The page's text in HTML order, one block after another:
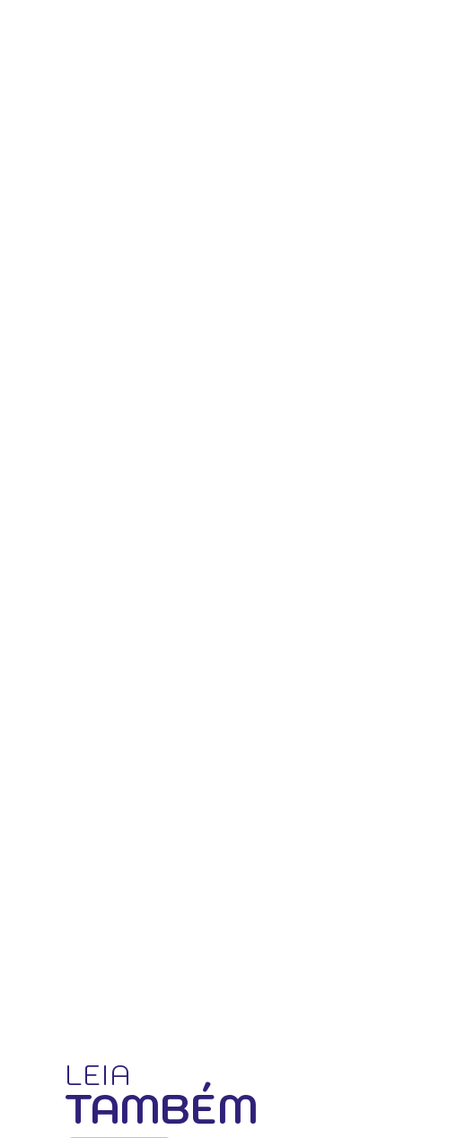
LEIA
TAMBÉM